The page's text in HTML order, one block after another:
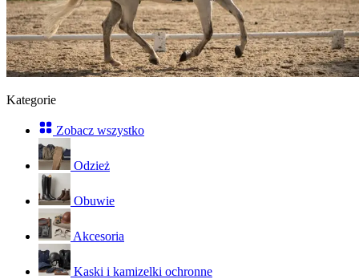
Kategorie
Zobacz wszystko
Odzież
Obuwie
Akcesoria
Kaski i kamizelki ochronne